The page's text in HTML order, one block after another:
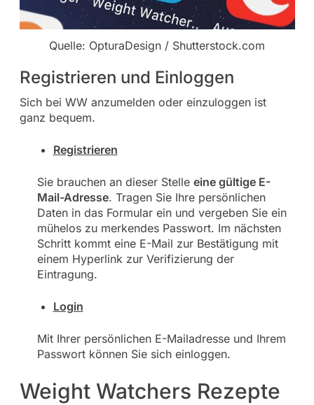
Quelle: OpturaDesign / Shutterstock.com
Registrieren und Einloggen
Sich bei WW anzumelden oder einzuloggen ist
ganz bequem.
Registrieren
Sie brauchen an dieser Stelle eine gültige E-
Mail-Adresse. Tragen Sie Ihre persönlichen
Daten in das Formular ein und vergeben Sie ein
mühelos zu merkendes Passwort. Im nächsten
Schritt kommt eine E-Mail zur Bestätigung mit
einem Hyperlink zur Verifizierung der
Eintragung.
Login
Mit Ihrer persönlichen E-Mailadresse und Ihrem
Passwort können Sie sich einloggen.
Weight Watchers Rezepte